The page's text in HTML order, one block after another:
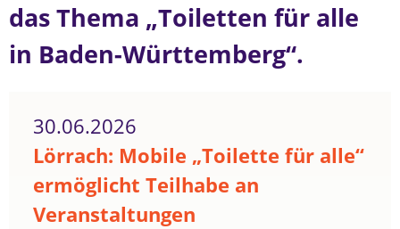
das Thema „Toiletten für alle
in Baden-Württemberg“.
30.06.2026
Lörrach: Mobile „Toilette für alle“
ermöglicht Teilhabe an
Veranstaltungen